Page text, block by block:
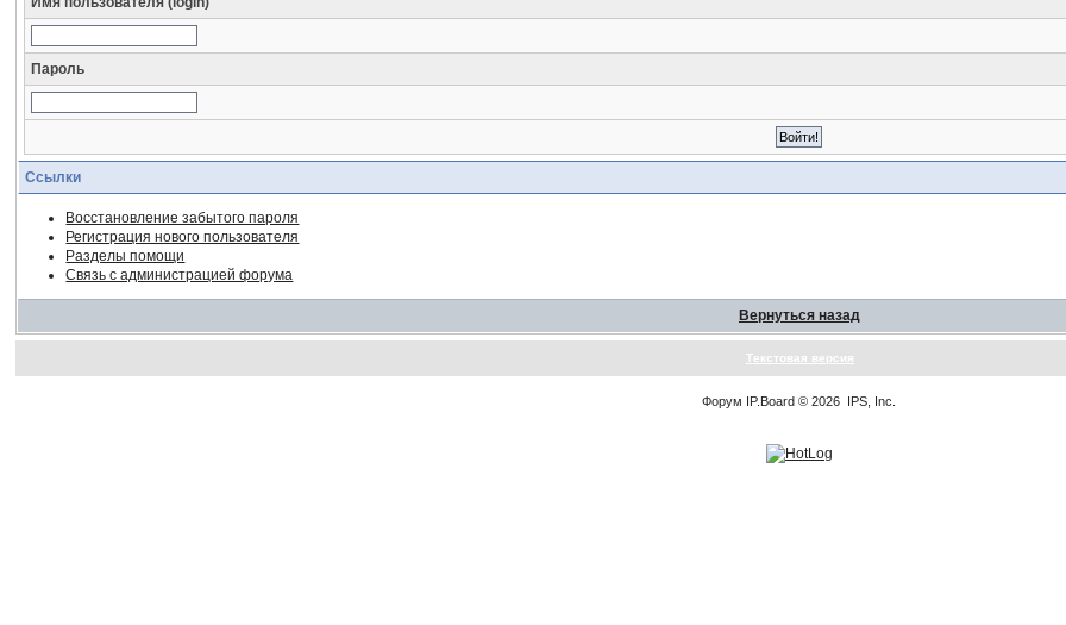
Пароль
Ссылки
Восстановление забытого пароля
Регистрация нового пользователя
Разделы помощи
Связь с администрацией форума
Вернуться назад
Текстовая версия
Форум IP.Board © 2026 IPS, Inc